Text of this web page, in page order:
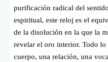
purificación radical del
espiritual, este reloj es el
de la disolución en la que la
revelar el oro interior. Todo
cuerpo, una relación, una